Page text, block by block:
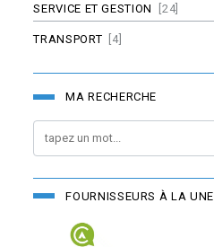
SERVICE ET GESTION [24]
TRANSPORT [4]
MA RECHERCHE
FOURNISSEURS À LA UNE